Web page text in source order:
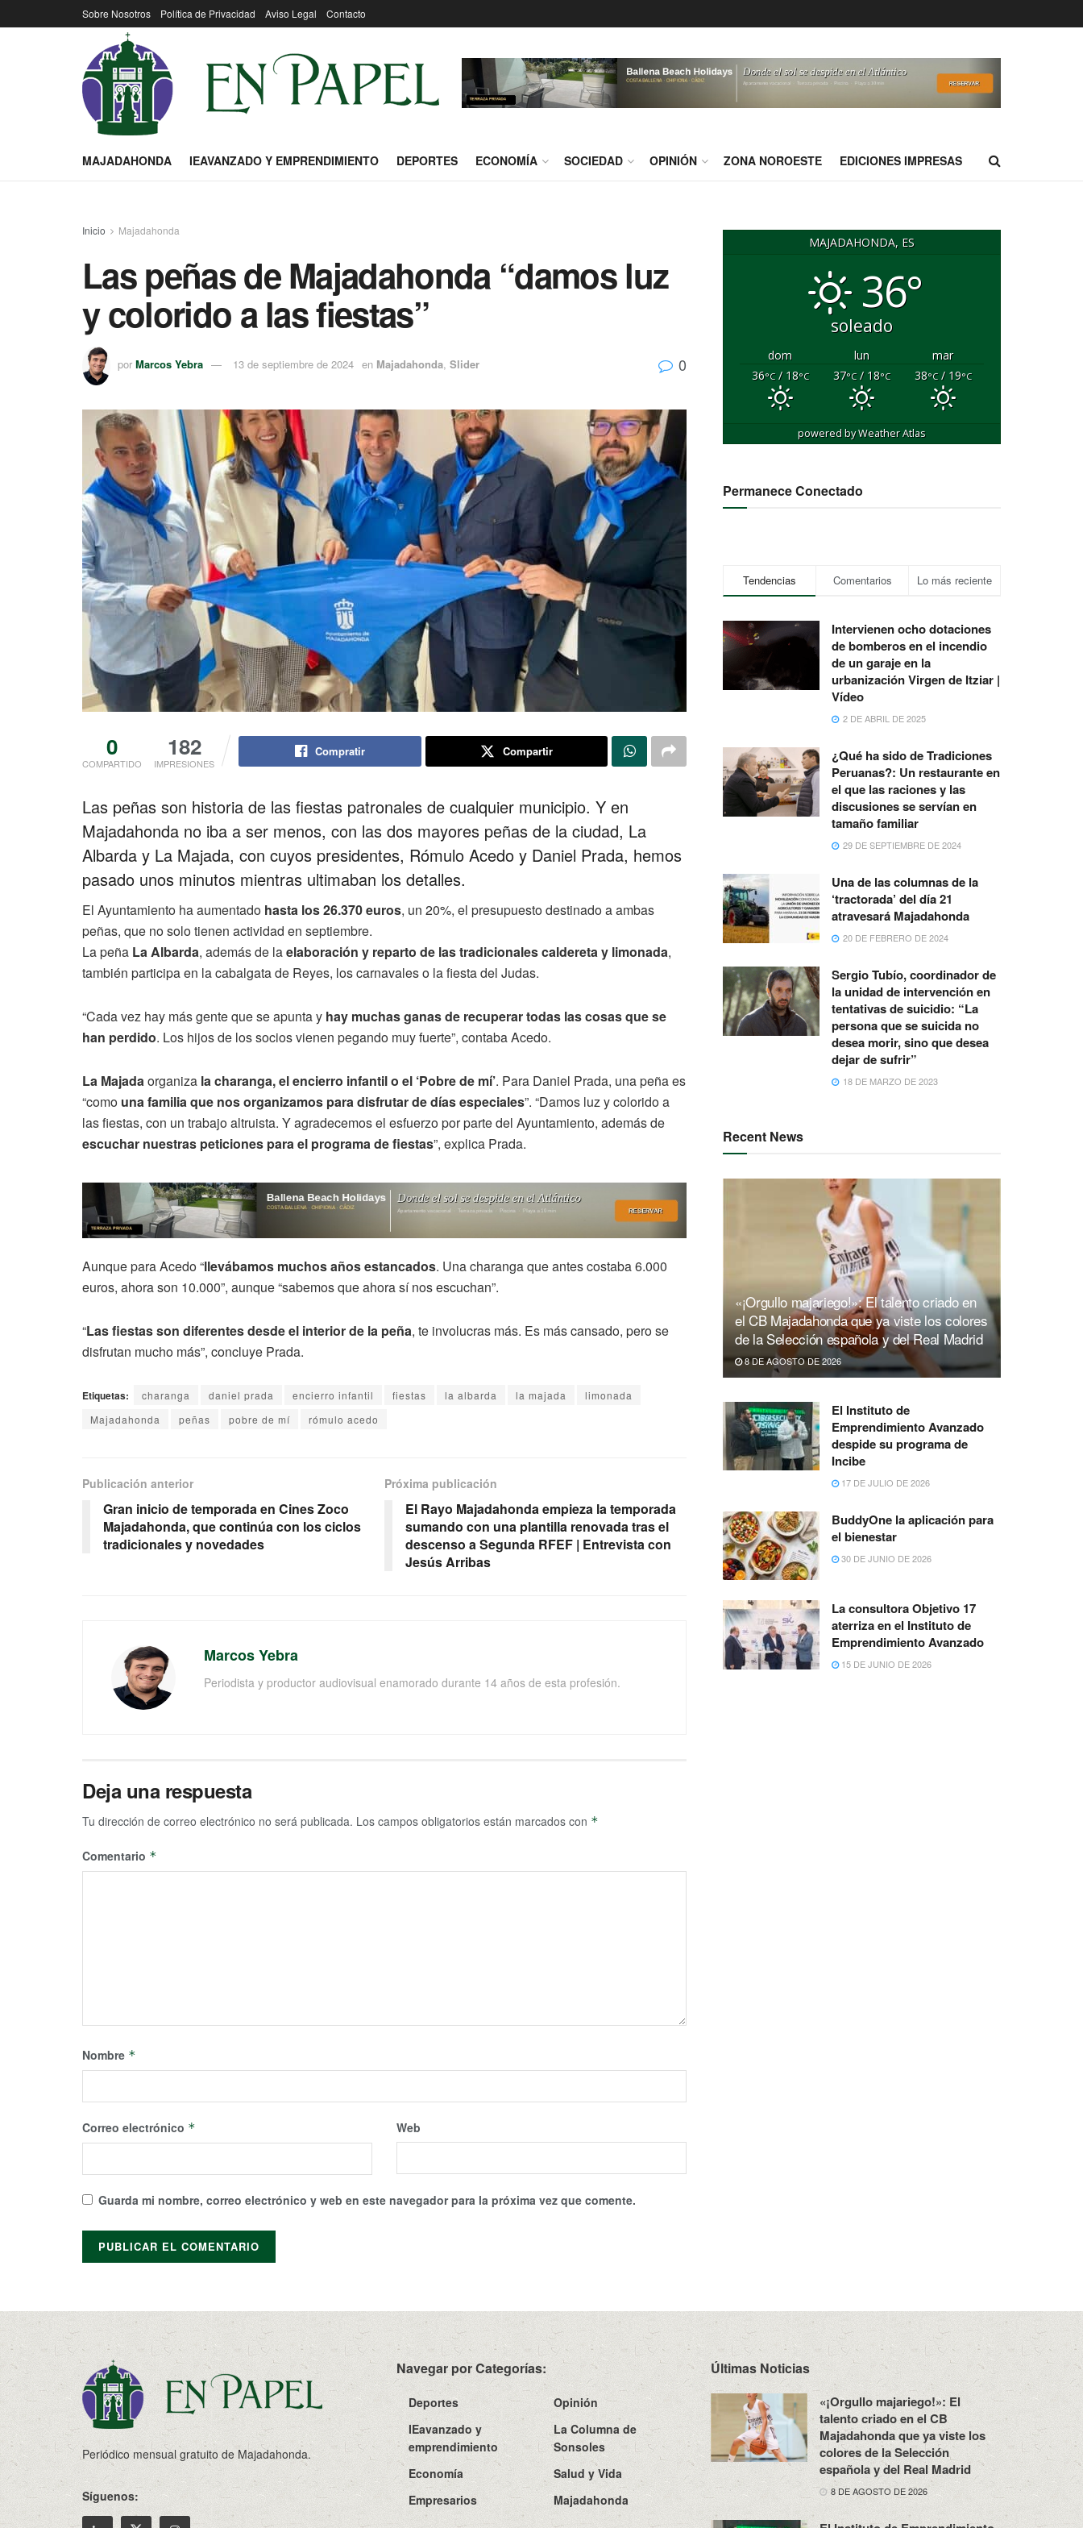
Sobre Nosotros Política de Privacidad Aviso Legal Contacto
MAJADAHONDA IEAVANZADO Y EMPRENDIMIENTO DEPORTES ECONOMÍA SOCIEDAD OPINIÓN ZONA NOROESTE EDICIONES IMPRESAS
Inicio Majadahonda
Las peñas de Majadahonda “damos luz
y colorido a las fiestas”
por Marcos Yebra 13 de septiembre de 2024 en Majadahonda, Slider 0
0
COMPARTIDO
182
IMPRESIONES
Compratir Compartir
Las peñas son historia de las fiestas patronales de cualquier municipio. Y en
Majadahonda no iba a ser menos, con las dos mayores peñas de la ciudad, La
Albarda y La Majada, con cuyos presidentes, Rómulo Acedo y Daniel Prada, hemos
pasado unos minutos mientras ultimaban los detalles.
El Ayuntamiento ha aumentado hasta los 26.370 euros, un 20%, el presupuesto destinado a ambas
peñas, que no solo tienen actividad en septiembre.
La peña La Albarda, además de laelaboración y reparto de las tradicionales caldereta y limonada,
también participa en la cabalgata de Reyes, los carnavales o la fiesta del Judas.
“Cada vez hay más gente que se apunta y hay muchas ganas de recuperar todas las cosas que se
han perdido. Los hijos de los socios vienen pegando muy fuerte”, contaba Acedo.
La Majadaorganiza la charanga, el encierro infantil o el ‘Pobre de mí’. Para Daniel Prada, una peña es
“como una familia que nos organizamos para disfrutar de días especiales”. “Damos luz y colorido a
las fiestas, con un trabajo altruista. Y agradecemos el esfuerzo por parte del Ayuntamiento, además de
escuchar nuestras peticiones para el programa de fiestas”, explica Prada.
Aunque para Acedo “llevábamos muchos años estancados. Una charanga que antes costaba 6.000
euros, ahora son 10.000”, aunque “sabemos que ahora sí nos escuchan”.
“Las fiestas son diferentes desde el interior de la peña, te involucras más. Es más cansado, pero se
disfrutan mucho más”, concluye Prada.
Etiquetas: charanga daniel prada encierro infantil fiestas la albarda la majada
limonada
Majadahonda
peñas pobre de mí rómulo acedo
Publicación anterior
Gran inicio de temporada en Cines Zoco
Majadahonda, que continúa con los ciclos
tradicionales y novedades
Próxima publicación
El Rayo Majadahonda empieza la temporada
sumando con una plantilla renovada tras el
descenso a Segunda RFEF | Entrevista con
Jesús Arribas
Marcos Yebra
Periodista y productor audiovisual enamorado durante 14 años de esta profesión.
Deja una respuesta
Tu dirección de correo electrónico no será publicada. Los campos obligatorios están marcados con *
Comentario *
Nombre *
Correo electrónico * Web
Guarda mi nombre, correo electrónico y web en este navegador para la próxima vez que comente.
MAJADAHONDA, ES
36°
soleado
dom lun
mar
36°C/ 18°C 37°C/ 18°C 38°C/ 19°C
powered byWeather Atlas
Permanece Conectado
Tendencias Comentarios Lo más reciente
Intervienen ocho dotaciones
de bomberos en el incendio
de un garaje en la
urbanización Virgen de Itziar |
Vídeo
2 DE ABRIL DE 2025
¿Qué ha sido de Tradiciones
Peruanas?: Un restaurante en
el que las raciones y las
discusiones se servían en
tamaño familiar
29 DE SEPTIEMBRE DE 2024
Una de las columnas de la
‘tractorada’ del día 21
atravesará Majadahonda
20 DE FEBRERO DE 2024
Sergio Tubío, coordinador de
la unidad de intervención en
tentativas de suicidio: “La
persona que se suicida no
desea morir, sino que desea
dejar de sufrir”
18 DE MARZO DE 2023
Recent News
«¡Orgullo majariego!»: El talento criado en
el CB Majadahonda que ya viste los colores
de la Selección española y del Real Madrid
8 DE AGOSTO DE 2026
El Instituto de
Emprendimiento Avanzado
despide su programa de
Incibe
17 DE JULIO DE 2026
BuddyOne la aplicación para
el bienestar
30 DE JUNIO DE 2026
La consultora Objetivo 17
aterriza en el Instituto de
Emprendimiento Avanzado
15 DE JUNIO DE 2026
Periódico mensual gratuito de Majadahonda.
Síguenos:
Navegar por Categorías:
Deportes
Opinión
IEavanzado y
emprendimiento
La Columna de
Sonsoles
Economía
Salud y Vida
Empresarios
Majadahonda
Últimas Noticias
«¡Orgullo majariego!»: El
talento criado en el CB
Majadahonda que ya viste los
colores de la Selección
española y del Real Madrid
8 DE AGOSTO DE 2026